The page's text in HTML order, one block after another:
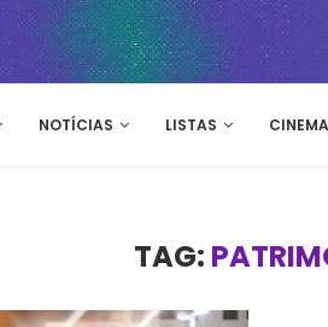
NOTÍCIAS LISTAS CINEMA
TAG: